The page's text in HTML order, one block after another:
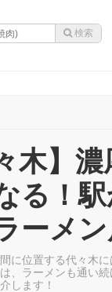
木】
る！
ーメ
に位置する代々木
、ラーメンも通い
します！